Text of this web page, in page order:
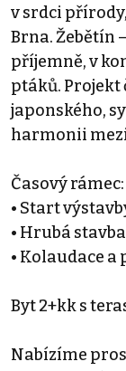
v srdci
Brna. Žebětín
příjemně, v
ptáků.
japonského,
harmonii
Časový rámec:
• Start
• Hrubá
• Kolaudace a
Byt 2+kk s
Nabízíme